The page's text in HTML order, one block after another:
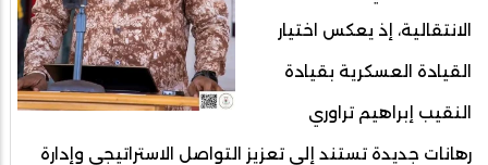
الانتقالية، إذ يعكس اختيار
القيادة العسكرية بقيادة
النقيب إبراهيم تراوري
رهانات جديدة تستند إلى تعزيز التواصل الاستراتيجي وإدارة